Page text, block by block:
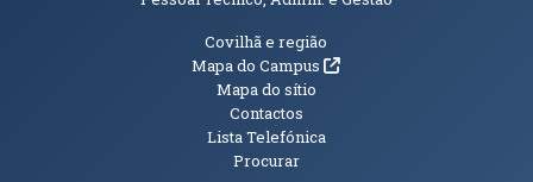
Informações Adicionais
Covilhã e região
Mapa do Campus(abre em nova janela)
Mapa do sítio
Contactos
Lista Telefónica
Procurar